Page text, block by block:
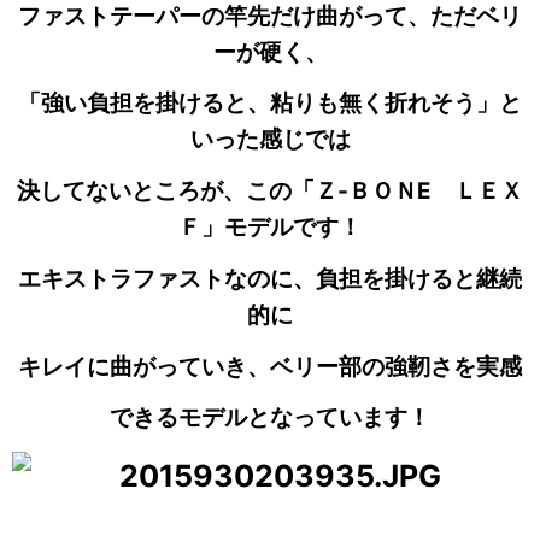
ファストテーパーの竿先だけ曲がって、ただベリ
ーが硬く、
「強い負担を掛けると、粘りも無く折れそう」と
いった感じでは
決してないところが、この「Ｚ‐ＢＯＮE ＬＥＸ
Ｆ」モデルです！
エキストラファストなのに、負担を掛けると継続
的に
キレイに曲がっていき、ベリー部の強靭さを実感
できるモデルとなっています！